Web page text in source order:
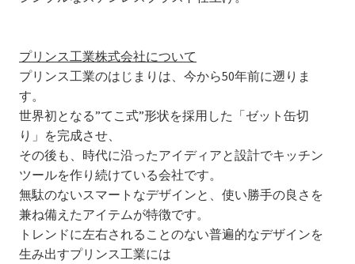
プリンス工業株式会社について
プリンス工業のはじまりは、今から50年前に遡りま
す。
世界初となる”てこ式”形状を採用した「ゼット缶切
り」を完成させ、
その後も、時代に沿ったアイディアと設計でキッチン
ツールを作り続けている会社です。
無駄のないスマートなデザインと、使い勝手の良さを
兼ね備えたアイテムが特徴です。
トレンドに左右されることのない普遍的なデザインを
生み出すプリンス工業には